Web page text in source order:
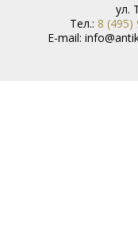
ул.
Тел.: 8 (495)
E-mail: